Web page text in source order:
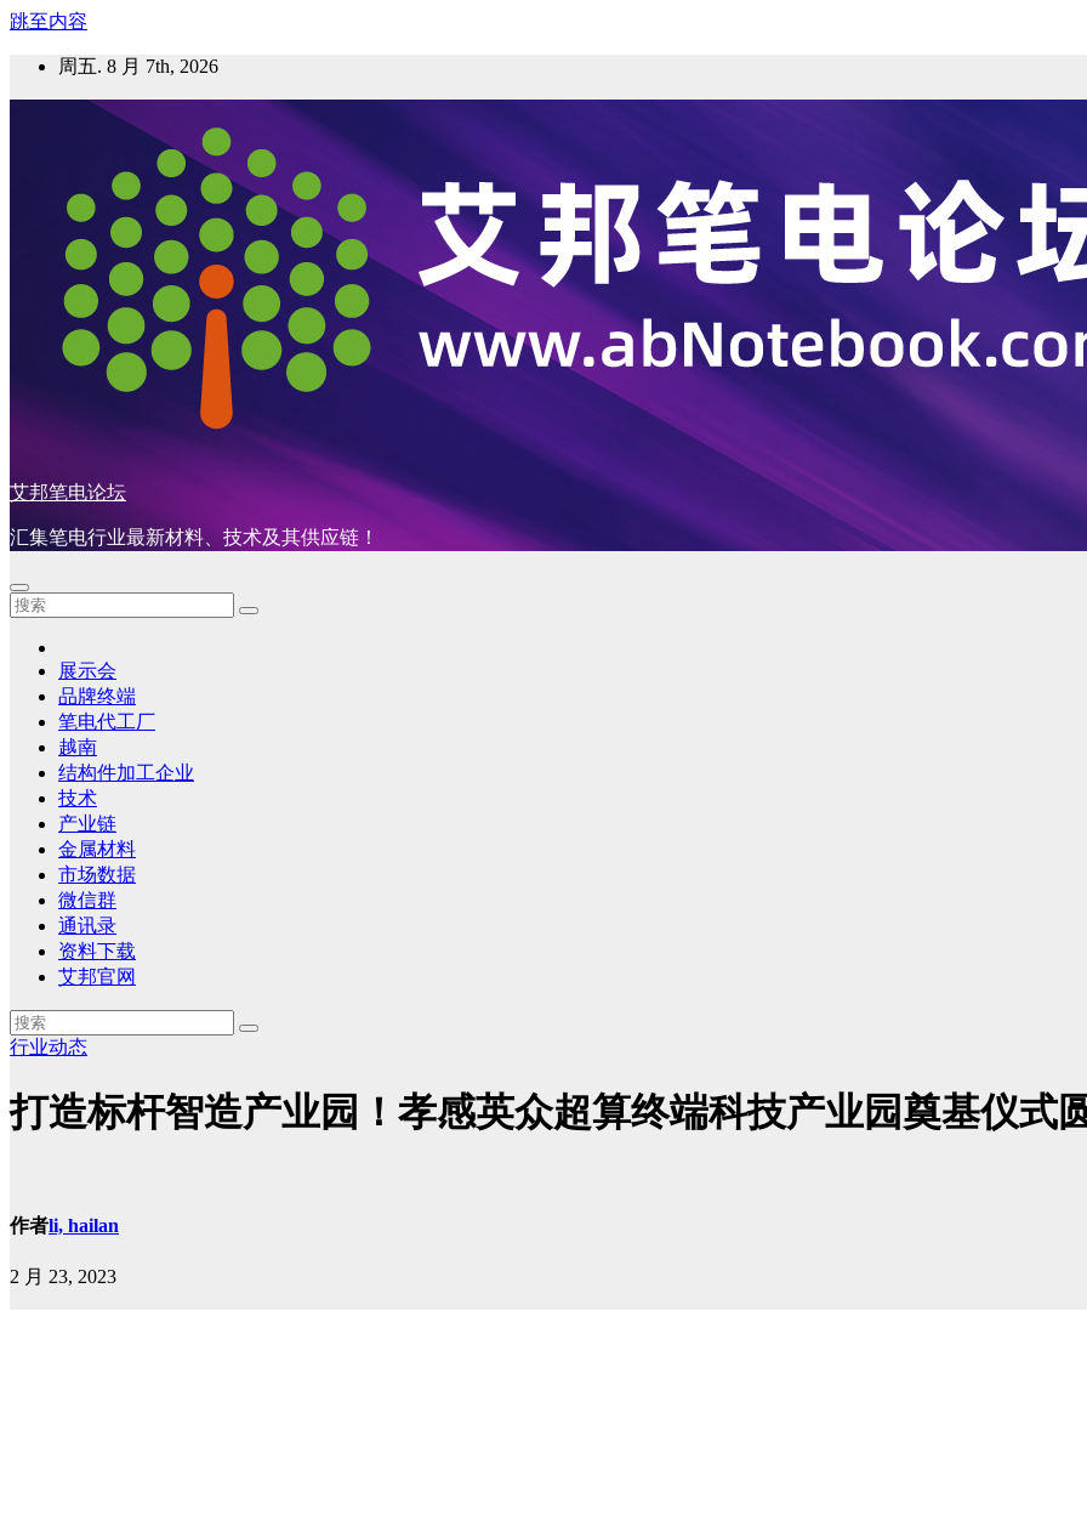
跳至内容
周五. 8 月 7th, 2026
艾邦笔电论坛
汇集笔电行业最新材料、技术及其供应链！
展示会
品牌终端
笔电代工厂
越南
结构件加工企业
技术
产业链
金属材料
市场数据
微信群
通讯录
资料下载
艾邦官网
行业动态
打造标杆智造产业园！孝感英众超算终端科技产业园奠基仪式
作者li, hailan
2 月 23, 2023